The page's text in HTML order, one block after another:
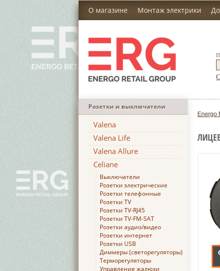
О магазине Монтаж электрики
Розетки и выключатели
Valena
Valena Life
Valena Allure
Celiane
Выключатели
Розетки электрические
Розетки телефонные
Розетки TV
Розетки TV-RJ45
Розетки TV-FM-SAT
Розетки аудио/видео
Розетки интернет
Розетки USB
Диммеры (светорегуляторы)
Терморегуляторы
Управление жалюзи
Energo